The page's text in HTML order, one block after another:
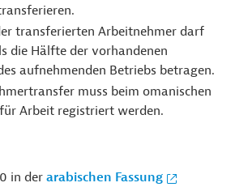
transferierten Arbeitnehmer darf
die Hälfte der vorhandenen
aufnehmenden Betriebs betragen.
muss beim omanischen
Arbeit registriert werden.
in der arabischen Fassung